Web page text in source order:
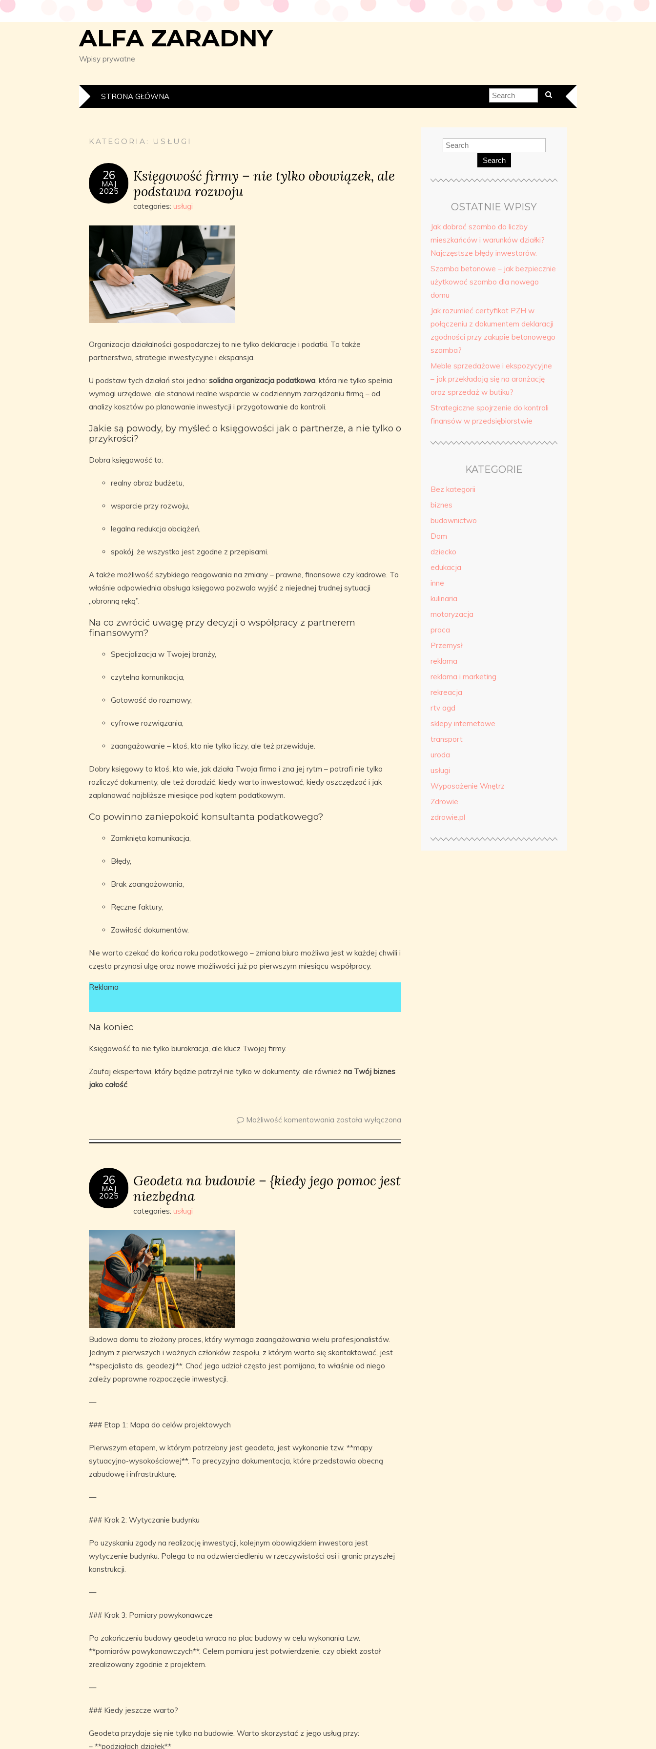
ALFA ZARADNY
Wpisy prywatne
STRONA GŁÓWNA
KATEGORIA: USŁUGI
26
MAJ
2025
Księgowość firmy – nie tylko obowiązek, ale
podstawa rozwoju
categories: usługi
Organizacja działalności gospodarczej to nie tylko deklaracje i podatki. To także
partnerstwa, strategie inwestycyjne i ekspansja.
U podstaw tych działań stoi jedno: solidna organizacja podatkowa, która nie tylko spełnia
wymogi urzędowe, ale stanowi realne wsparcie w codziennym zarządzaniu firmą – od
analizy kosztów po planowanie inwestycji i przygotowanie do kontroli.
Jakie są powody, by myśleć o księgowości jak o partnerze, a nie tylko o
przykrości?
Dobra księgowość to:
realny obraz budżetu,
wsparcie przy rozwoju,
legalna redukcja obciążeń,
spokój, że wszystko jest zgodne z przepisami.
A także możliwość szybkiego reagowania na zmiany – prawne, finansowe czy kadrowe. To
właśnie odpowiednia obsługa księgowa pozwala wyjść z niejednej trudnej sytuacji
„obronną ręką”.
Na co zwrócić uwagę przy decyzji o współpracy z partnerem
finansowym?
Specjalizacja w Twojej branży,
czytelna komunikacja,
Gotowość do rozmowy,
cyfrowe rozwiązania,
zaangażowanie – ktoś, kto nie tylko liczy, ale też przewiduje.
Dobry księgowy to ktoś, kto wie, jak działa Twoja firma i zna jej rytm – potrafi nie tylko
rozliczyć dokumenty, ale też doradzić, kiedy warto inwestować, kiedy oszczędzać i jak
zaplanować najbliższe miesiące pod kątem podatkowym.
Co powinno zaniepokoić konsultanta podatkowego?
Zamknięta komunikacja,
Błędy,
Brak zaangażowania,
Ręczne faktury,
Zawiłość dokumentów.
Nie warto czekać do końca roku podatkowego – zmiana biura możliwa jest w każdej chwili i
często przynosi ulgę oraz nowe możliwości już po pierwszym miesiącu współpracy.
Reklama
Na koniec
Księgowość to nie tylko biurokracja, ale klucz Twojej firmy.
Zaufaj ekspertowi, który będzie patrzył nie tylko w dokumenty, ale również na Twój biznes
jako całość.
Możliwość komentowania została wyłączona
26
MAJ
2025
Geodeta na budowie – {kiedy jego pomoc jest
niezbędna
categories: usługi
Budowa domu to złożony proces, który wymaga zaangażowania wielu profesjonalistów.
Jednym z pierwszych i ważnych członków zespołu, z którym warto się skontaktować, jest
**specjalista ds. geodezji**. Choć jego udział często jest pomijana, to właśnie od niego
zależy poprawne rozpoczęcie inwestycji.
—
### Etap 1: Mapa do celów projektowych
Pierwszym etapem, w którym potrzebny jest geodeta, jest wykonanie tzw. **mapy
sytuacyjno-wysokościowej**. To precyzyjna dokumentacja, które przedstawia obecną
zabudowę i infrastrukturę.
—
### Krok 2: Wytyczanie budynku
Po uzyskaniu zgody na realizację inwestycji, kolejnym obowiązkiem inwestora jest
wytyczenie budynku. Polega to na odzwierciedleniu w rzeczywistości osi i granic przyszłej
konstrukcji.
—
### Krok 3: Pomiary powykonawcze
Po zakończeniu budowy geodeta wraca na plac budowy w celu wykonania tzw.
**pomiarów powykonawczych**. Celem pomiaru jest potwierdzenie, czy obiekt został
zrealizowany zgodnie z projektem.
—
### Kiedy jeszcze warto?
Geodeta przydaje się nie tylko na budowie. Warto skorzystać z jego usług przy:
– **podziałach działek**
Search
OSTATNIE WPISY
Jak dobrać szambo do liczby
mieszkańców i warunków działki?
Najczęstsze błędy inwestorów.
Szamba betonowe – jak bezpiecznie
użytkować szambo dla nowego
domu
Jak rozumieć certyfikat PZH w
połączeniu z dokumentem deklaracji
zgodności przy zakupie betonowego
szamba?
Meble sprzedażowe i ekspozycyjne
– jak przekładają się na aranżację
oraz sprzedaż w butiku?
Strategiczne spojrzenie do kontroli
finansów w przedsiębiorstwie
KATEGORIE
Bez kategorii
biznes
budownictwo
Dom
dziecko
edukacja
inne
kulinaria
motoryzacja
praca
Przemysł
reklama
reklama i marketing
rekreacja
rtv agd
sklepy internetowe
transport
uroda
usługi
Wyposażenie Wnętrz
Zdrowie
zdrowie.pl